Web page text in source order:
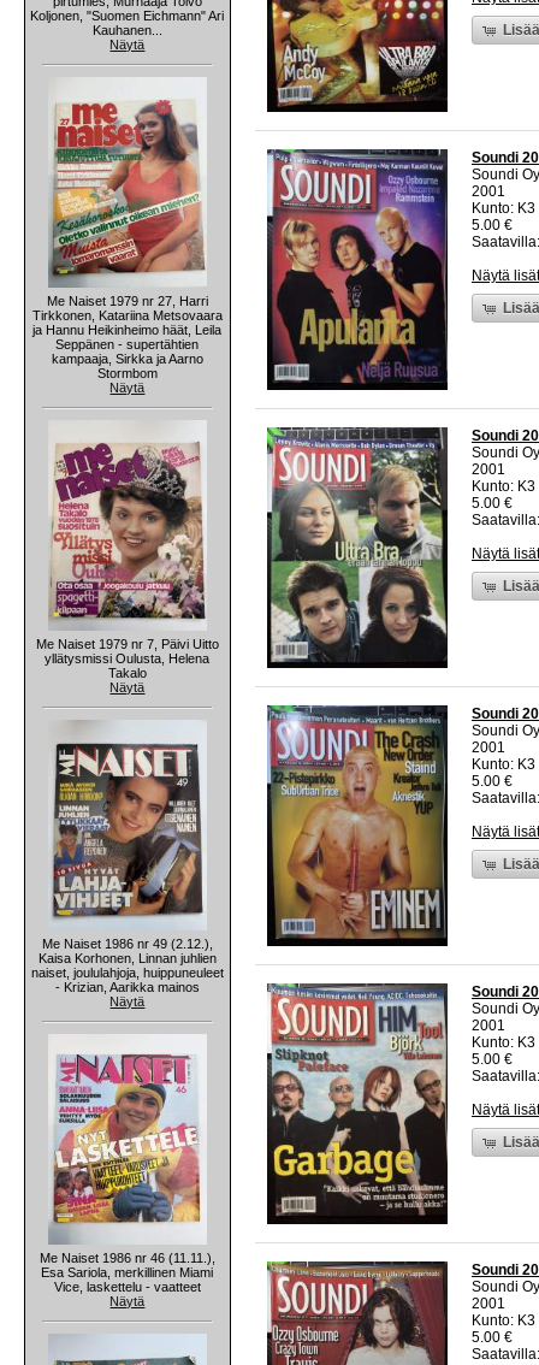
Koljonen, "Suomen Eichmann" Ari
Kauhanen...
Näytä
Me Naiset 1979 nr 27, Harri
Tirkkonen, Katariina Metsovaara
ja Hannu Heikinheimo häät, Leila
Seppänen - supertähtien
kampaaja, Sirkka ja Aarno
Stormbom
Näytä
Me Naiset 1979 nr 7, Päivi Uitto
yllätysmissi Oulusta, Helena
Takalo
Näytä
Me Naiset 1986 nr 49 (2.12.),
Kaisa Korhonen, Linnan juhlien
naiset, joululahjoja, huippuneuleet
- Krizian, Aarikka mainos
Näytä
Me Naiset 1986 nr 46 (11.11.),
Esa Sariola, merkillinen Miami
Vice, laskettelu - vaatteet
Näytä
Soundi
Soundi Oy
2001
Kunto:
5.00 €
Näytä
Soundi
Soundi Oy
2001
Kunto:
5.00 €
Näytä
Soundi
Soundi Oy
2001
Kunto:
5.00 €
Näytä
Soundi
Soundi Oy
2001
Kunto:
5.00 €
Näytä
Soundi
Soundi Oy
2001
Kunto:
5.00 €